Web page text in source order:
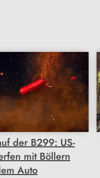
der B299: US-
mit Böllern
Auto